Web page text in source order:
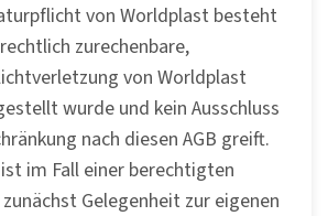
von Worldplast besteht
zurechenbare,
von Worldplast
wurde und kein Ausschluss
nach diesen AGB greift.
im Fall einer berechtigten
Gelegenheit zur eigenen